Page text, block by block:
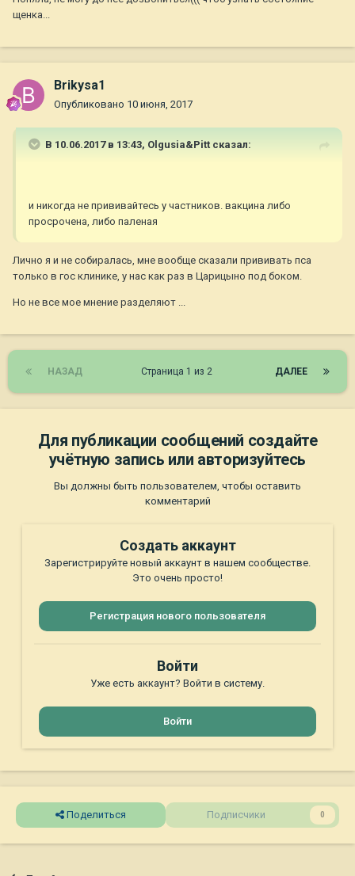
щенка...
Brikysa1
Опубликовано 10 июня, 2017
В 10.06.2017 в 13:43, Olgusia&Pitt сказал:
и никогда не прививайтесь у частников. вакцина либо
просрочена, либо паленая
Лично я и не собиралась, мне вообще сказали прививать пса
только в гос клинике, у нас как раз в Царицыно под боком.
Но не все мое мнение разделяют ...
НАЗАД ДАЛЕЕ
Страница 1 из 2
Для публикации сообщений создайте
учётную запись или авторизуйтесь
Вы должны быть пользователем, чтобы оставить
комментарий
Создать аккаунт
Зарегистрируйте новый аккаунт в нашем сообществе.
Это очень просто!
Регистрация нового пользователя
Войти
Уже есть аккаунт? Войти в систему.
Войти
Поделиться Подписчики 0